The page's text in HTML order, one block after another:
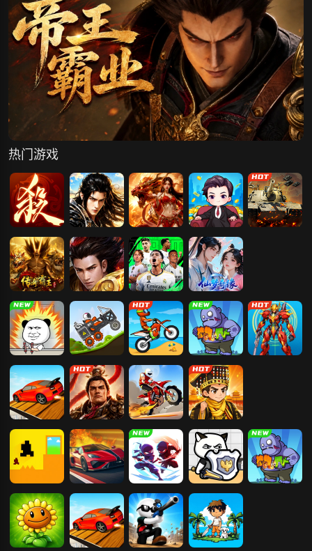
热门游戏
三国杀一将成
名
天尊传奇 刀剑笑之霸刀 小小首富
传奇霸主 霸者天下 超迷足球 仙梦奇缘
打螺丝我贼溜 疯狂赛车 暴力摩托
合成植物打僵
尸
飙飙飞车 霸者归来 登山越野摩托 我要当皇帝
只有一道门 火线冲锋
绝地忍者乱乱
斗
智勇大冲关